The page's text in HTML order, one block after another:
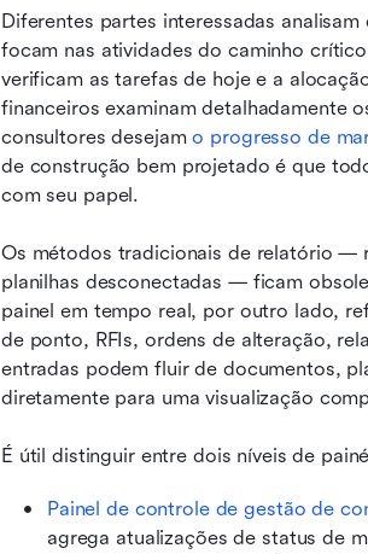
Diferentes partes interessadas
focam nas atividades do caminho
verificam as tarefas de hoje e a
financeiros examinam detalhadamente
consultores desejam o progresso de
de construção bem projetado é que
com seu papel.
Os métodos tradicionais de relatório —
planilhas desconectadas — ficam
painel em tempo real, por outro lado,
de ponto, RFIs, ordens de alteração,
entradas podem fluir de documentos,
diretamente para uma visualização
É útil distinguir entre dois níveis de
Painel de controle de gestão de
agrega atualizações de status de